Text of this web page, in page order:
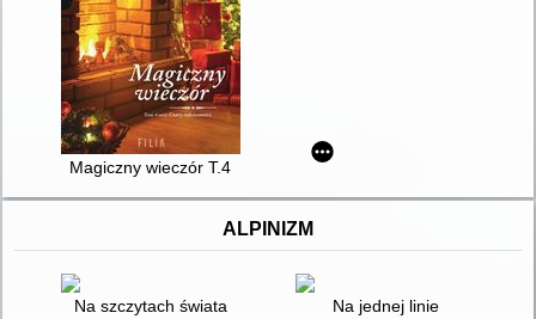
Magiczny wieczór T.4
ALPINIZM
Na szczytach świata Na jednej linie